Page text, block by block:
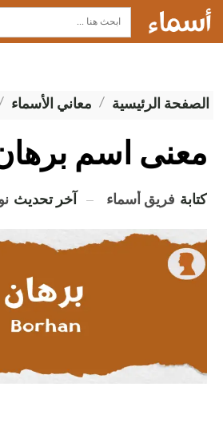
الصفحة الرئيسية معاني الأسماء
معنى اسم
كتابة فريق أسماء آخر تحديث